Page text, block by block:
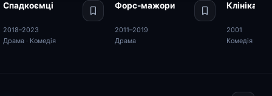
Спадкоємці
2018–2023
Драма · Комедія
Форс-мажори
2011–2019
Драма
Клініка
2001
Комедія